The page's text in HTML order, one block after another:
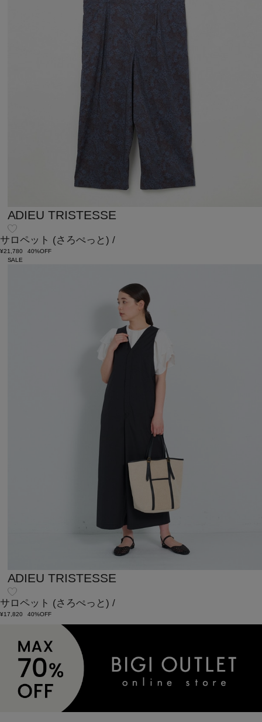
ADIEU TRISTESSE
サロペット (さろぺっと) /
¥21,780
40%OFF
SALE
ADIEU TRISTESSE
サロペット (さろぺっと) /
¥17,820 40%OFF